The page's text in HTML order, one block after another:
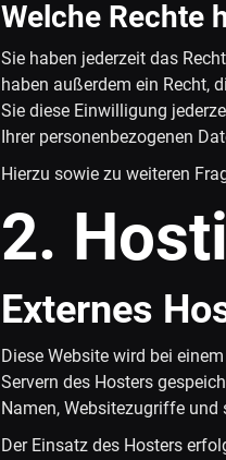
Welche Rechte
Sie haben jederzeit das
haben außerdem ein Recht,
Sie diese Einwilligung
Ihrer personenbezogenen
Hierzu sowie zu weiteren
2.
Externes
Diese Website wird bei
Servern des Hosters
Namen, Websitezugriffe und
Der Einsatz des Hosters